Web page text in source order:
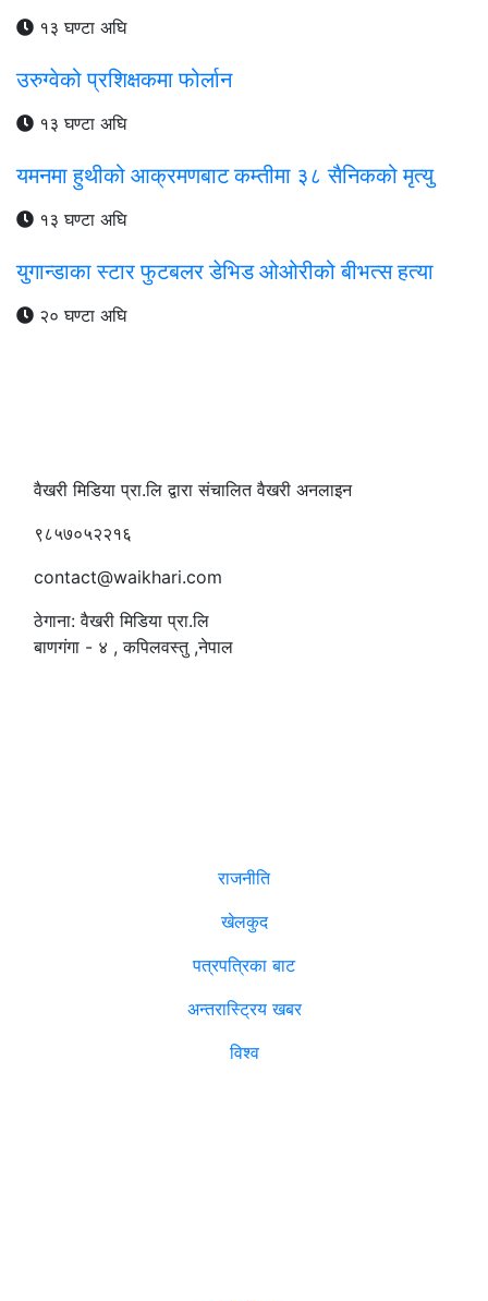
१३ घण्टा अघि
उरुग्वेको प्रशिक्षकमा फोर्लान
१३ घण्टा अघि
यमनमा हुथीको आक्रमणबाट कम्तीमा ३८ सैनिकको मृत्यु
१३ घण्टा अघि
युगान्डाका स्टार फुटबलर डेभिड ओओरीको बीभत्स हत्या
२० घण्टा अघि
वैखरी मिडिया प्रा.लि द्वारा संचालित वैखरी अनलाइन
९८५७०५२२१६
contact@waikhari.com
ठेगाना: वैखरी मिडिया प्रा.लि
बाणगंगा - ४ , कपिलवस्तु ,नेपाल
राजनीति
खेलकुद
पत्रपत्रिका बाट
अन्तरास्ट्रिय खबर
विश्व